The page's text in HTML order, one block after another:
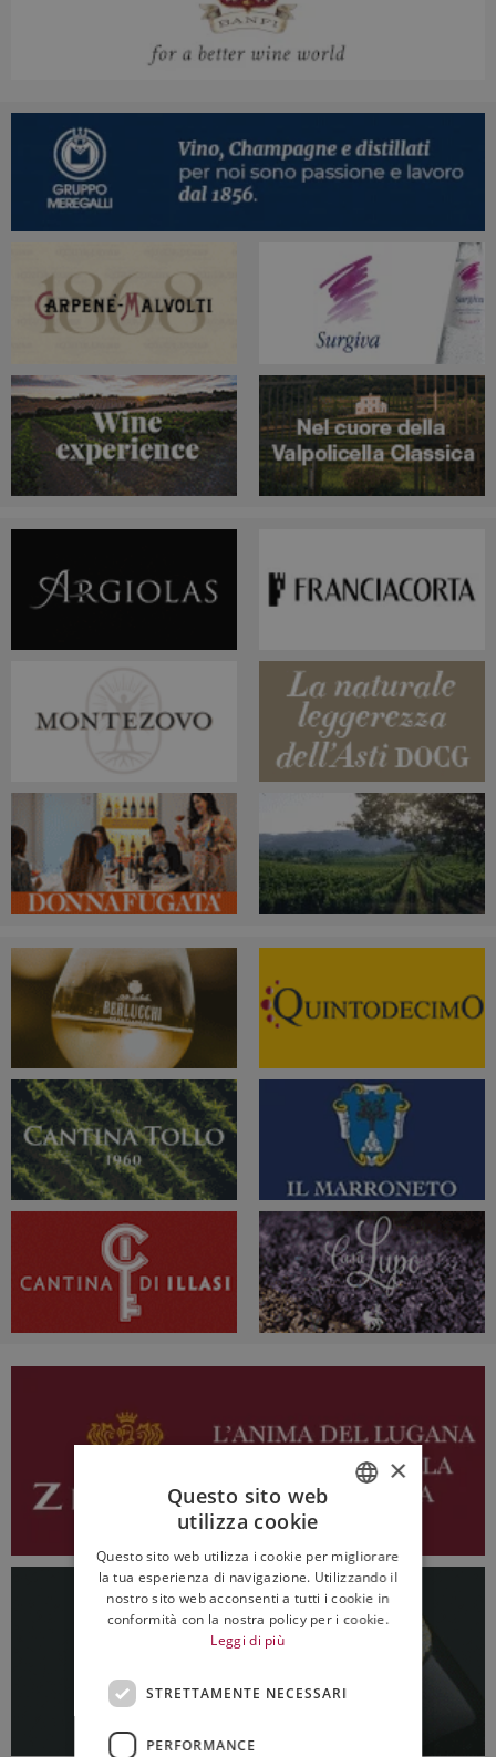
ENGLISH
×
Questo sito web
utilizza cookie
Questo sito web utilizza i cookie per migliorare
la tua esperienza di navigazione. Utilizzando il
nostro sito web acconsenti a tutti i cookie in
conformità con la nostra policy per i cookie.
Leggi di più
STRETTAMENTE NECESSARI
PERFORMANCE